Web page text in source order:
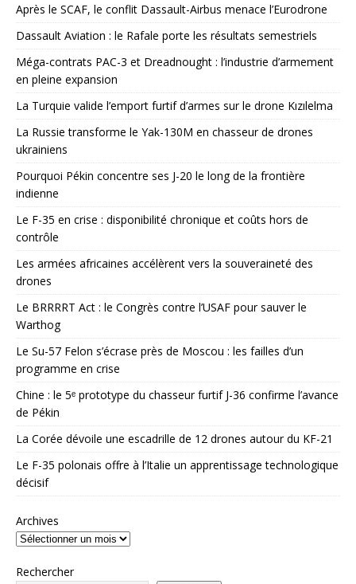
Après le SCAF, le conflit Dassault-Airbus menace l’Eurodrone
Dassault Aviation : le Rafale porte les résultats semestriels
Méga-contrats PAC-3 et Dreadnought : l’industrie d’armement
en pleine expansion
La Turquie valide l’emport furtif d’armes sur le drone Kızılelma
La Russie transforme le Yak-130M en chasseur de drones
ukrainiens
Pourquoi Pékin concentre ses J-20 le long de la frontière
indienne
Le F-35 en crise : disponibilité chronique et coûts hors de
contrôle
Les armées africaines accélèrent vers la souveraineté des
drones
Le BRRRRT Act : le Congrès contre l’USAF pour sauver le
Warthog
Le Su-57 Felon s’écrase près de Moscou : les failles d’un
programme en crise
Chine : le 5ᵉ prototype du chasseur furtif J-36 confirme l’avance
de Pékin
La Corée dévoile une escadrille de 12 drones autour du KF-21
Le F-35 polonais offre à l’Italie un apprentissage technologique
décisif
Archives
Rechercher